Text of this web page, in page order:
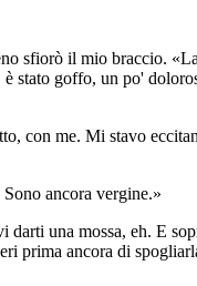
sfiorò il mio braccio.
stato goffo, un po'
con me. Mi stavo
ancora vergine.»
una mossa, eh. E
prima ancora di